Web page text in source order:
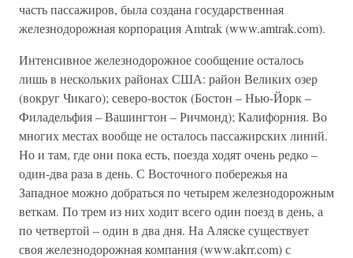
часть пассажиров, была создана государственная
железнодорожная корпорация Amtrak (www.amtrak.com).
Интенсивное железнодорожное сообщение осталось
лишь в нескольких районах США: район Великих озер
(вокруг Чикаго); северо-восток (Бостон – Нью-Йорк –
Филадельфия – Вашингтон – Ричмонд); Калифорния. Во
многих местах вообще не осталось пассажирских линий.
Но и там, где они пока есть, поезда ходят очень редко –
один-два раза в день. С Восточного побережья на
Западное можно добраться по четырем железнодорожным
веткам. По трем из них ходит всего один поезд в день, а
по четвертой – один в два дня. На Аляске существует
своя железнодорожная компания (www.akrr.com) с